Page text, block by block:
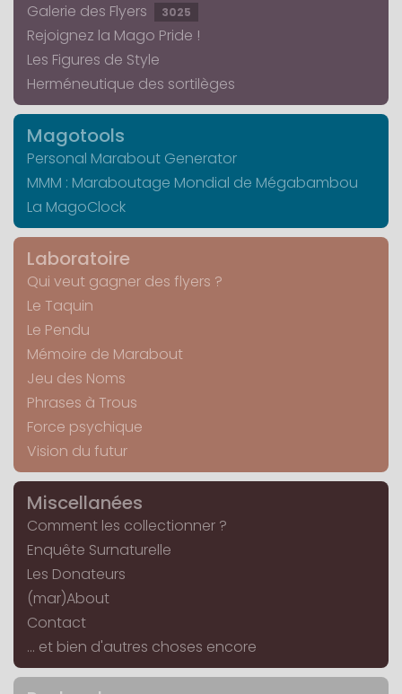
Galerie des Flyers
3025
Rejoignez la Mago Pride !
Les Figures de Style
Herméneutique des sortilèges
Magotools
Personal Marabout Generator
MMM : Maraboutage Mondial de Mégabambou
La MagoClock
Laboratoire
Qui veut gagner des flyers ?
Le Taquin
Le Pendu
Mémoire de Marabout
Jeu des Noms
Phrases à Trous
Force psychique
Vision du futur
Miscellanées
Comment les collectionner ?
Enquête Surnaturelle
Les Donateurs
(mar)About
Contact
... et bien d'autres choses encore